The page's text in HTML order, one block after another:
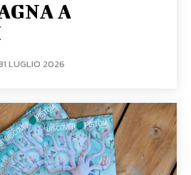
A
LUGLIO 2026